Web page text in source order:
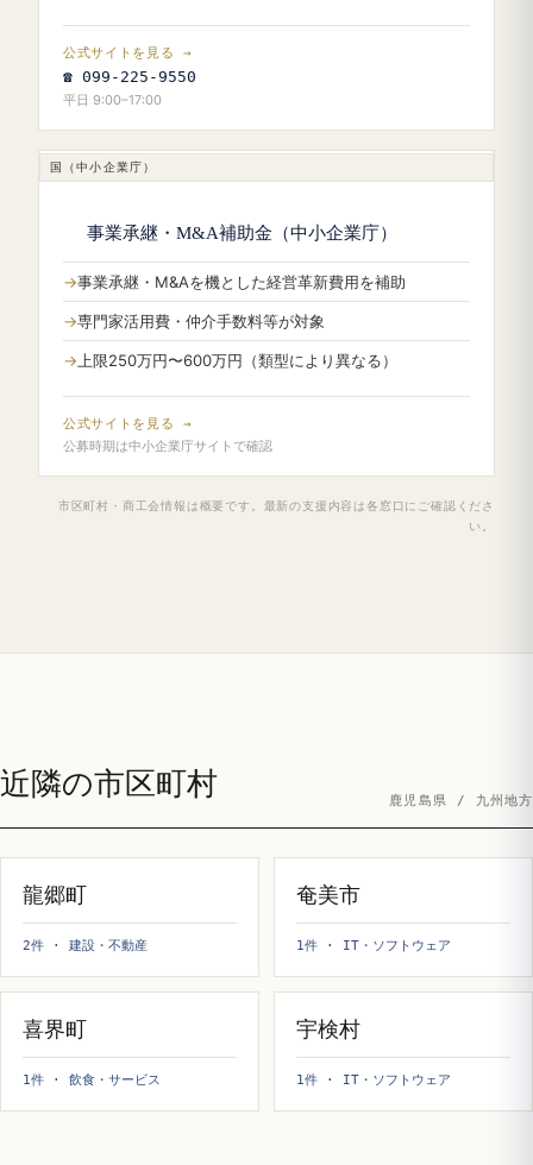
公式サイトを見る →
☎ 099-225-9550
平日 9:00–17:00
国（中小企業庁）
事業承継・M&A補助金（中小企業庁）
事業承継・M&Aを機とした経営革新費用を補助
専門家活用費・仲介手数料等が対象
上限250万円〜600万円（類型により異なる）
公式サイトを見る →
公募時期は中小企業庁サイトで確認
市区町村・商工会情報は概要です。最新の支援内容は各窓口にご確認くださ
い。
近隣の市区町村 鹿児島県 / 九州地方
龍郷町
2件 · 建設・不動産
奄美市
1件 · IT・ソフトウェア
喜界町
1件 · 飲食・サービス
宇検村
1件 · IT・ソフトウェア